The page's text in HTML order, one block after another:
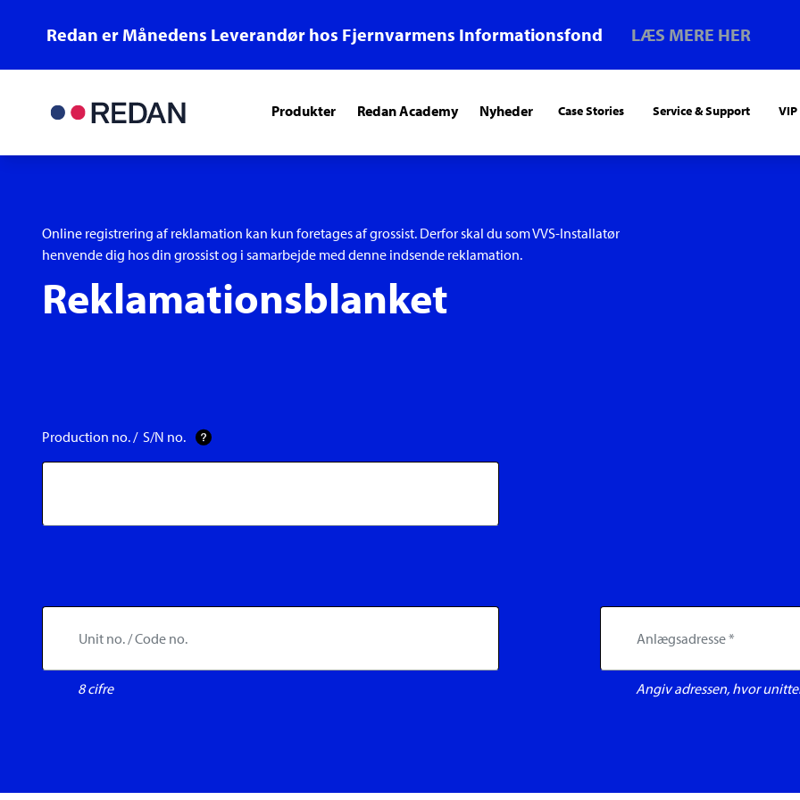
Redan er Månedens Leverandør hos Fjernvarmens Informationsfond LÆS MERE HER
Produkter Redan Academy Nyheder Case Stories Service & Support
Online registrering af reklamation kan kun foretages af grossist. Derfor skal du som VVS-Installatør
henvende dig hos din grossist og i samarbejde med denne indsende reklamation.
Reklamationsblanket
Production no. / S/N no.
8 cifre Angiv adressen, hvor